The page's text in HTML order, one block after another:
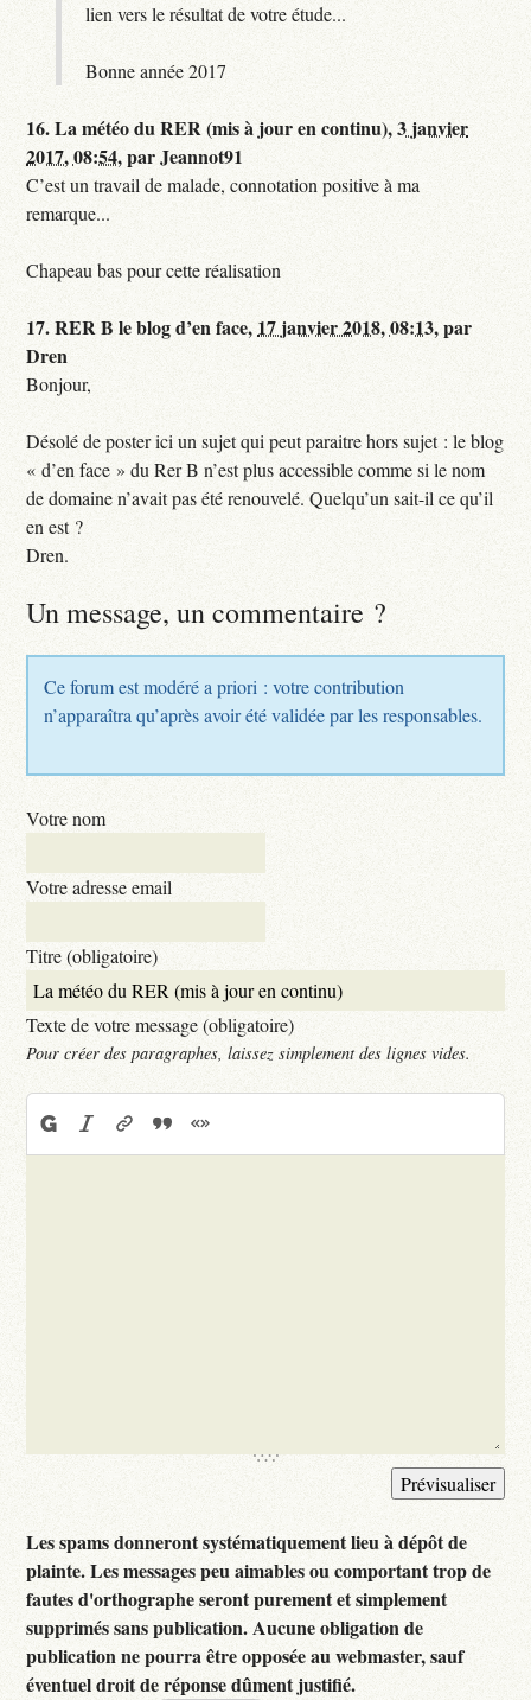
lien vers le résultat de votre étude...
Bonne année 2017
16.La météo du RER (mis à jour en continu),3 janvier
2017, 08:54,parJeannot91
C’est un travail de malade, connotation positive à ma
remarque...
Chapeau bas pour cette réalisation
17.RER B le blog d’en face, 17 janvier 2018, 08:13,par
Dren
Bonjour,
Désolé de poster ici un sujet qui peut paraitre hors sujet : le blog
« d’en face » du Rer B n’est plus accessible comme si le nom
de domaine n’avait pas été renouvelé. Quelqu’un sait-il ce qu’il
en est ?
Dren.
Un message, un commentaire ?
Ce forum est modéré a priori : votre contribution
n’apparaîtra qu’après avoir été validée par les responsables.
Votre nom
Votre adresse email
Titre (obligatoire)
Texte de votre message (obligatoire)
Pour créer des paragraphes, laissez simplement des lignes vides.
Les spams donneront systématiquement lieu à dépôt de
plainte. Les messages peu aimables ou comportant trop de
fautes d'orthographe seront purement et simplement
supprimés sans publication. Aucune obligation de
publication ne pourra être opposée au webmaster, sauf
éventuel droit de réponse dûment justifié.